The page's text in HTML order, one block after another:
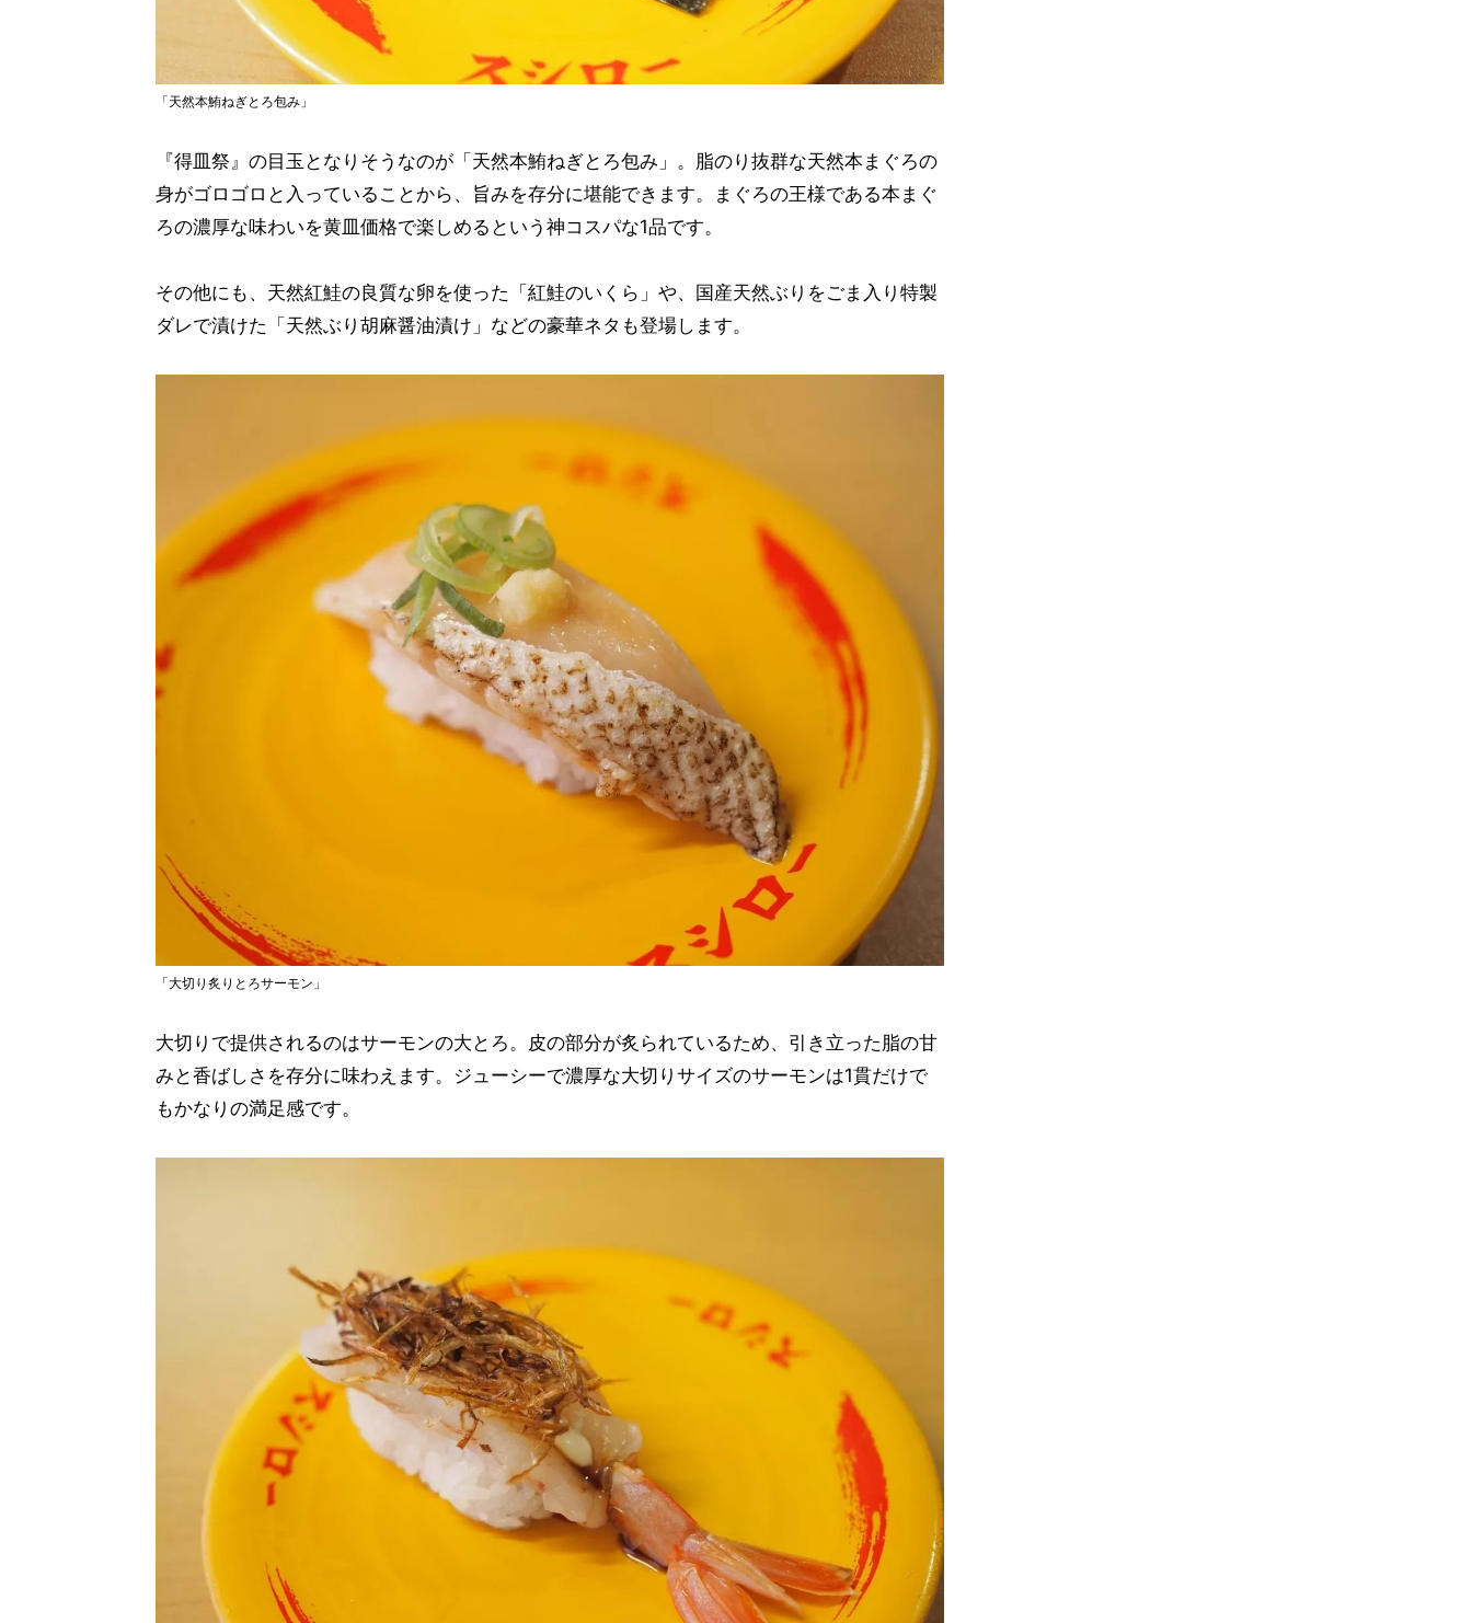
「天然本鮪ねぎとろ包み」
『得皿祭』の目玉となりそうなのが「天然本鮪ねぎとろ包み」。脂のり抜群な天然本まぐろの
身がゴロゴロと入っていることから、旨みを存分に堪能できます。まぐろの王様である本まぐ
ろの濃厚な味わいを黄皿価格で楽しめるという神コスパな1品です。
その他にも、天然紅鮭の良質な卵を使った「紅鮭のいくら」や、国産天然ぶりをごま入り特製
ダレで漬けた「天然ぶり胡麻醤油漬け」などの豪華ネタも登場します。
「大切り炙りとろサーモン」
大切りで提供されるのはサーモンの大とろ。皮の部分が炙られているため、引き立った脂の甘
みと香ばしさを存分に味わえます。ジューシーで濃厚な大切りサイズのサーモンは1貫だけで
もかなりの満足感です。